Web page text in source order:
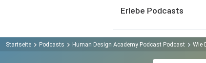
Erlebe Podcasts
Startseite Podcasts Human Design Academy Podcast Podcast Wie